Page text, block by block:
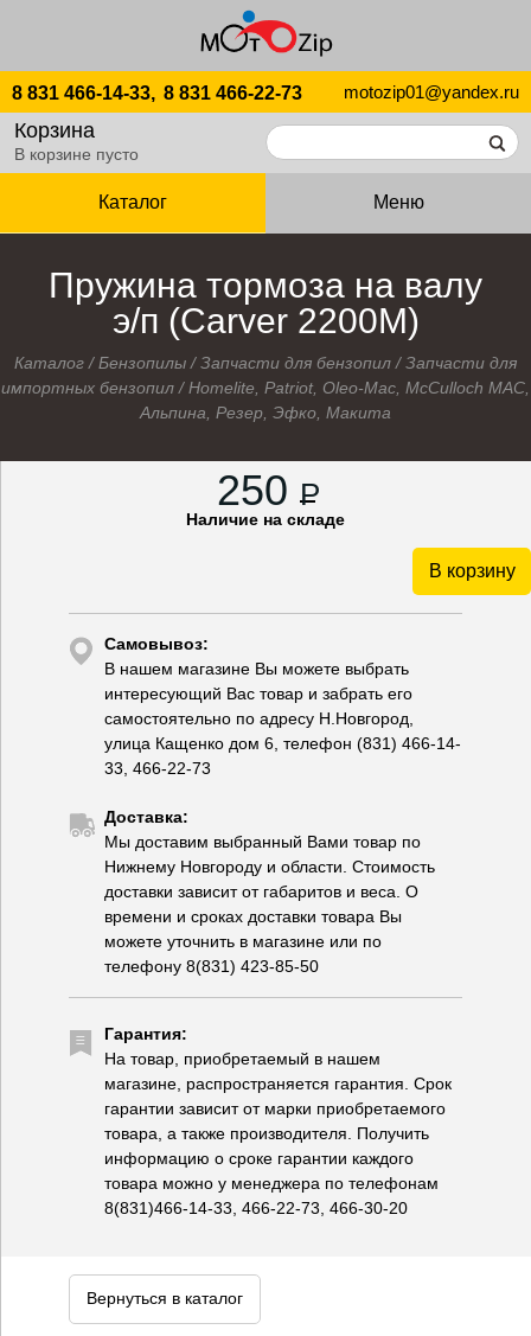
8 831 466-14-33, 8 831 466-22-73 motozip01@yandex.ru
Корзина
В корзине пусто
Каталог Меню
Пружина тормоза на валу
э/п (Carver 2200М)
Каталог /Бензопилы /Запчасти для бензопил /Запчасти для
импортных бензопил /Homelite, Patriot, Oleo-Mac, McCulloch MAC,
Альпина, Резер, Эфко, Макита
250 P
Наличие на складе
В корзину
Самовывоз:
В нашем магазине Вы можете выбрать
интересующий Вас товар и забрать его
самостоятельно по адресу Н.Новгород,
улица Кащенко дом 6, телефон (831) 466-14-
33, 466-22-73
Доставка:
Мы доставим выбранный Вами товар по
Нижнему Новгороду и области. Стоимость
доставки зависит от габаритов и веса. О
времени и сроках доставки товара Вы
можете уточнить в магазине или по
телефону 8(831) 423-85-50
Гарантия:
На товар, приобретаемый в нашем
магазине, распространяется гарантия. Срок
гарантии зависит от марки приобретаемого
товара, а также производителя. Получить
информацию о сроке гарантии каждого
товара можно у менеджера по телефонам
8(831)466-14-33, 466-22-73, 466-30-20
Вернуться в каталог